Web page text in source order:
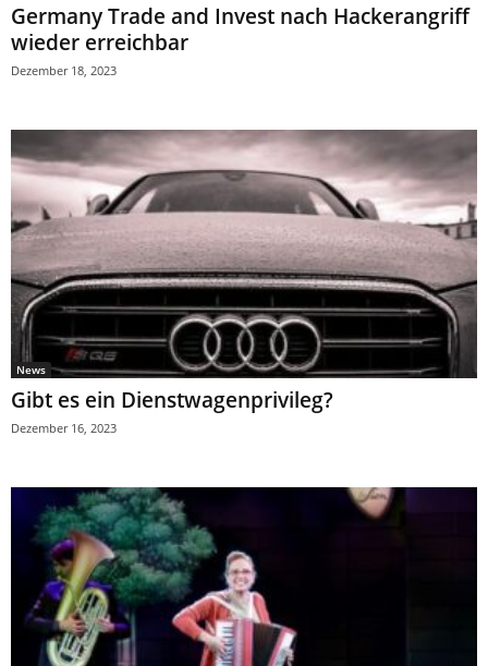
Germany Trade and Invest nach Hackerangriff
wieder erreichbar
Dezember 18, 2023
News
Gibt es ein Dienstwagenprivileg?
Dezember 16, 2023